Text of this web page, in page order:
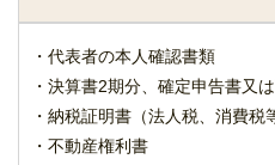
・代表者の本人確認書類
・決算書2期分、確定申告書又
・納税証明書（法人税、消費税
・不動産権利書